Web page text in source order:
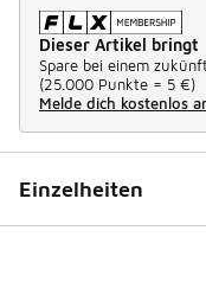
Dieser Artikel bringt
Spare bei einem
(25.000 Punkte = 5 €)
Melde dich kostenlos
Einzelheiten